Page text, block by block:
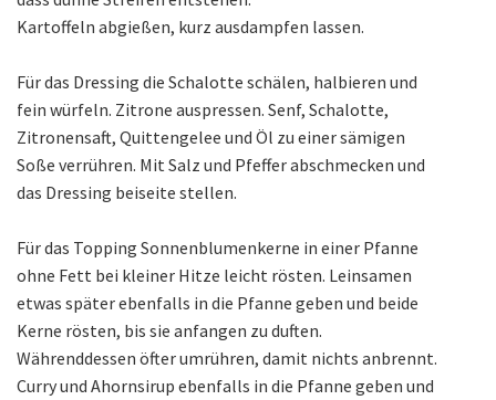
Kartoffeln abgießen, kurz ausdampfen lassen.
Für das Dressing die Schalotte schälen, halbieren und
fein würfeln. Zitrone auspressen. Senf, Schalotte,
Zitronensaft, Quittengelee und Öl zu einer sämigen
Soße verrühren. Mit Salz und Pfeffer abschmecken und
das Dressing beiseite stellen.
Für das Topping Sonnenblumenkerne in einer Pfanne
ohne Fett bei kleiner Hitze leicht rösten. Leinsamen
etwas später ebenfalls in die Pfanne geben und beide
Kerne rösten, bis sie anfangen zu duften.
Währenddessen öfter umrühren, damit nichts anbrennt.
Curry und Ahornsirup ebenfalls in die Pfanne geben und